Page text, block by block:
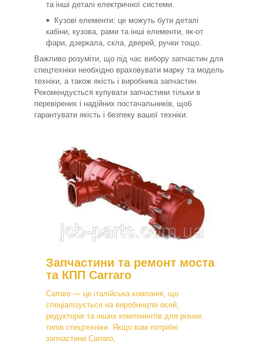
та інші деталі електричної системи.
Кузові елементи: це можуть бути деталі
кабіни, кузова, рами та інші елементи, як-от
фари, дзеркала, скла, дверей, ручки тощо.
Важливо розуміти, що під час вибору запчастин для
спецтехніки необхідно враховувати марку та модель
техніки, а також якість і виробника запчастин.
Рекомендується купувати запчастини тільки в
перевірених і надійних постачальників, щоб
гарантувати якість і безпеку вашої техніки.
Запчастини та ремонт моста
та КПП Carraro
Carraro — це італійська компанія, що
спеціалізується на виробництві осей,
редукторів та інших компонентів для різних
типів спецтехніки. Якщо вам потрібні
запчастини Carraro,